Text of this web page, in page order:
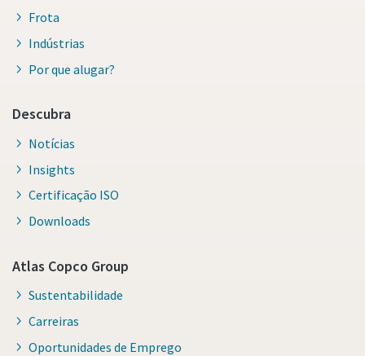
Frota
Indústrias
Por que alugar?
Descubra
Notícias
Insights
Certificação ISO
Downloads
Atlas Copco Group
Sustentabilidade
Carreiras
Oportunidades de Emprego